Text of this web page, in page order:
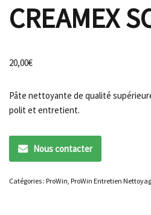
CREAMEX
20,00€
Pâte nettoyante de qualité
polit et entretient.
Nous contacter
Catégories : ProWin ProWin Entretien